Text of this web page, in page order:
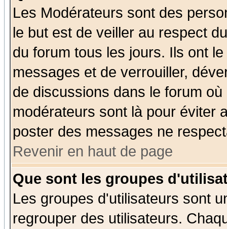
Les Modérateurs sont des
le but est de veiller au respect
du forum tous les jours. Ils ont
messages et de verrouiller,
de discussions dans le forum
modérateurs sont là pour éviter
poster des messages ne
Revenir en haut de page
Que sont les groupes
Les groupes d'utilisateurs sont
regrouper des utilisateurs.